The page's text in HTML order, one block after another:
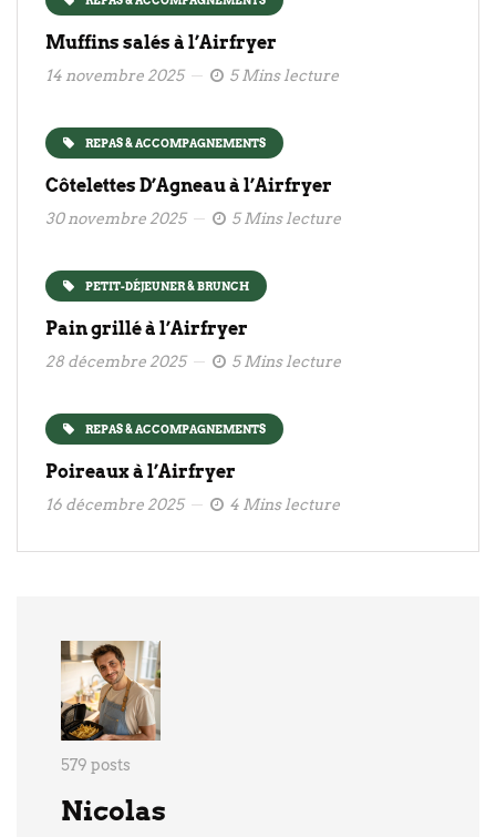
Muffins salés à l’Airfryer
14 novembre 2025 5 Mins lecture
REPAS & ACCOMPAGNEMENTS
Côtelettes D’Agneau à l’Airfryer
30 novembre 2025 5 Mins lecture
PETIT-DÉJEUNER & BRUNCH
Pain grillé à l’Airfryer
28 décembre 2025 5 Mins lecture
REPAS & ACCOMPAGNEMENTS
Poireaux à l’Airfryer
16 décembre 2025 4 Mins lecture
579 posts
Nicolas